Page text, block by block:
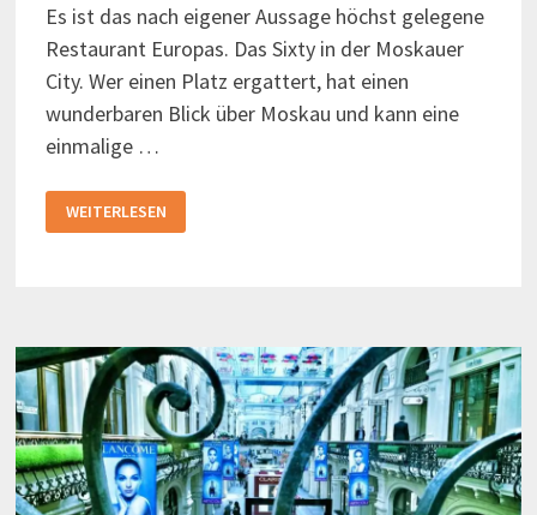
Es ist das nach eigener Aussage höchst gelegene
Restaurant Europas. Das Sixty in der Moskauer
City. Wer einen Platz ergattert, hat einen
wunderbaren Blick über Moskau und kann eine
einmalige …
HÖCHSTES
RESTAURANT
WEITERLESEN